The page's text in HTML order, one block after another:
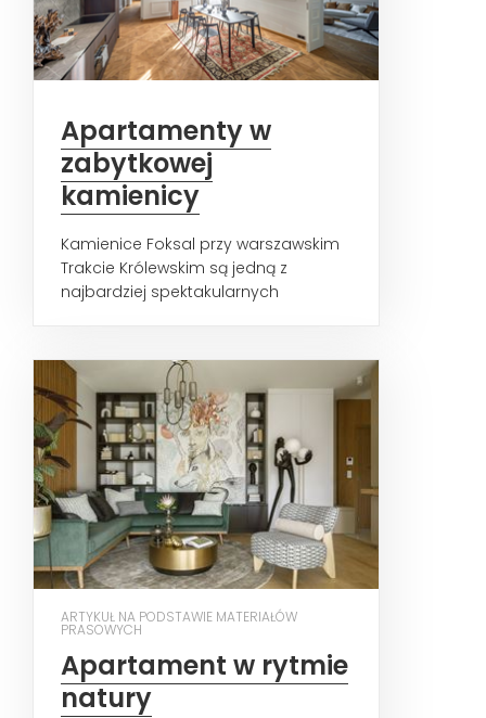
Apartamenty w
zabytkowej
kamienicy
Kamienice Foksal przy warszawskim
Trakcie Królewskim są jedną z
najbardziej spektakularnych
ARTYKUŁ NA PODSTAWIE MATERIAŁÓW
PRASOWYCH
Apartament w rytmie
natury